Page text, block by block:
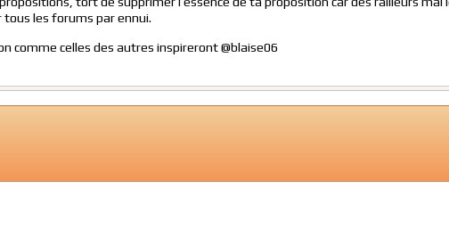
les forums par ennui.
comme celles des autres inspireront @blaise06